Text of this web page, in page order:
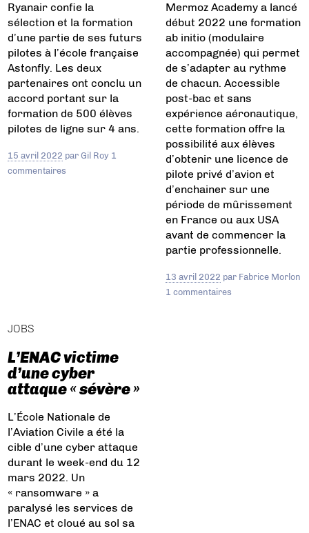
Ryanair confie la
sélection et la formation
d’une partie de ses futurs
pilotes à l’école française
Astonfly. Les deux
partenaires ont conclu un
accord portant sur la
formation de 500 élèves
pilotes de ligne sur 4 ans.
15 avril 2022 parGil Roy 1
commentaires
Mermoz Academy a lancé
début 2022 une formation
ab initio (modulaire
accompagnée) qui permet
de s’adapter au rythme
de chacun. Accessible
post-bac et sans
expérience aéronautique,
cette formation offre la
possibilité aux élèves
d’obtenir une licence de
pilote privé d’avion et
d’enchainer sur une
période de mûrissement
en France ou aux USA
avant de commencer la
partie professionnelle.
13 avril 2022 par Fabrice Morlon
1 commentaires
JOBS
L’ENAC victime
d’une cyber
attaque « sévère »
L’École Nationale de
l’Aviation Civile a été la
cible d’une cyber attaque
durant le week-end du 12
mars 2022. Un
« ransomware » a
paralysé les services de
l’ENAC et cloué au sol sa